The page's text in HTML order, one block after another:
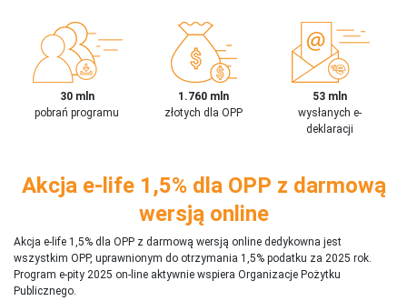
30 mln
pobrań programu
1.760 mln
złotych dla OPP
53 mln
wysłanych e-
deklaracji
Akcja e-life 1,5% dla OPP z darmową
wersją online
Akcja e-life 1,5% dla OPP z darmową wersją online dedykowna jest
wszystkim OPP, uprawnionym do otrzymania 1,5% podatku za 2025 rok.
Program e-pity 2025 on-line aktywnie wspiera Organizacje Pożytku
Publicznego.